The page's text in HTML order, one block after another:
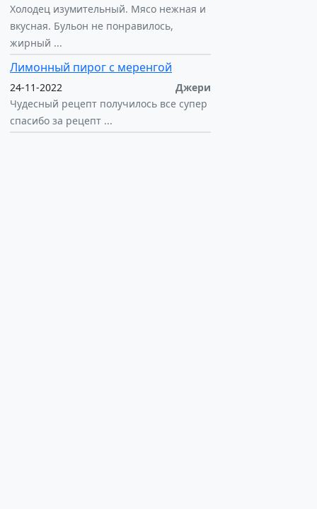
Холодец изумительный. Мясо нежная и
вкусная. Бульон не понравилось,
жирный ...
Лимонный пирог с меренгой
24-11-2022
Джери
Чудесный рецепт получилось все супер
спасибо за рецепт ...